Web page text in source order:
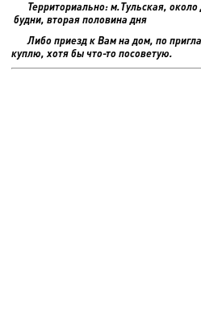
Территориально: м.Тульская,
будни, вторая половина дня
Либо приезд к Вам на дом, по
куплю, хотя бы что-то посоветую.